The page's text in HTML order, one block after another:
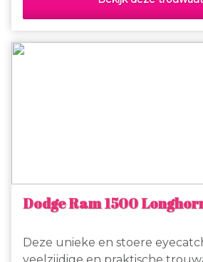
Dodge Ram 1500
Deze unieke en stoere